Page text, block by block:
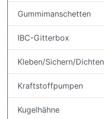
Gummimanschetten
IBC-Gitterbox
Kleben/Sichern/Dichten
Kraftstoffpumpen
Kugelhähne